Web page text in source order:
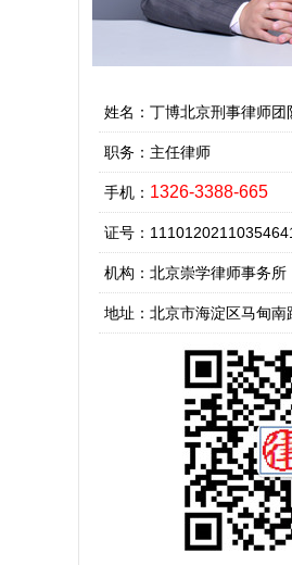
姓名：丁博北京刑事律师
职务：主任律师
手机： 1326-3388-665
证号：
机构：北京崇学律师事务所
地址：北京市海淀区马甸